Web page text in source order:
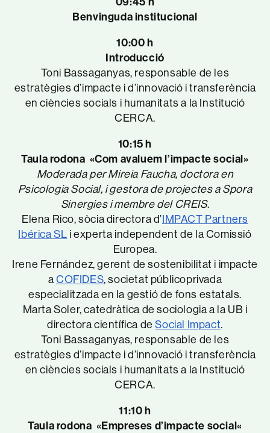
Benvinguda institucional
10:00 h
Introducció
Toni Bassaganyas, responsable de les
estratègies d’impacte i d’innovació i transferència
en ciències socials i humanitats a la Institució
CERCA.
10:15 h
Taula rodona «Com avaluem l’impacte social»
Moderada per Mireia Faucha, doctora en
Psicologia Social, i gestora de projectes a Spora
Sinergies i membre del CREIS.
Elena Rico, sòcia directora d’IMPACT Partners
Ibérica SL i experta independent de la Comissió
Europea.
Irene Fernández, gerent de sostenibilitat i impacte
a COFIDES, societat públicoprivada
especialitzada en la gestió de fons estatals.
Marta Soler, catedràtica de sociologia a la UB i
directora científica deSocial Impact.
Toni Bassaganyas, responsable de les
estratègies d’impacte i d’innovació i transferència
en ciències socials i humanitats a la Institució
CERCA.
11:10 h
Taula rodona «Empreses d’impacte social«